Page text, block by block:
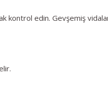
kontrol edin. Gevşemiş